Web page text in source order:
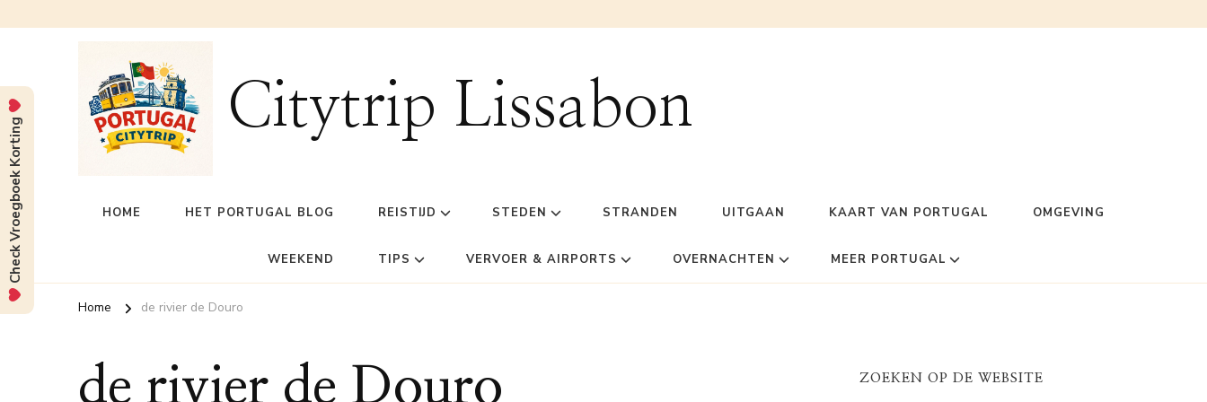
Citytrip Lissabon
HOME HET PORTUGAL BLOG REISTIJD STEDEN STRANDEN UITGAAN KAART VAN PORTUGAL OMGEVING
WEEKEND TIPS VERVOER & AIRPORTS OVERNACHTEN MEER PORTUGAL
Home de rivier de Douro
de rivier de Douro ZOEKEN OP DE WEBSITE
Check Vroegboek Korting